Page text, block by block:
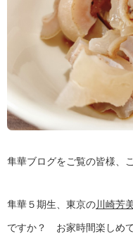
隼華ブログをご覧の皆様、
隼華５期生、東京の川崎芳
ですか？ お家時間楽しめ